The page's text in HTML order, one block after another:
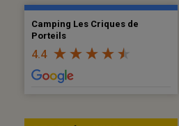
Camping Les Criques de
Porteils
4.4